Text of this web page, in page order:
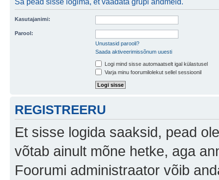
Sa pead sisse logima, et vaadata grupi andmeid.
Kasutajanimi:
Parool:
Unustasid parooli?
Saada aktiveerimissõnum uuesti
Logi mind sisse automaatselt igal külastusel
Varja minu foorumilolekut sellel sessioonil
REGISTREERU
Et sisse logida saaksid, pead
võtab ainult mõne hetke, aga
Foorumi administraator võib